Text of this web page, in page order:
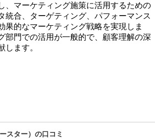
マーケティング施策に活用するための
合、ターゲティング、パフォーマンス
的なマーケティング戦略を実現しま
門での活用が一般的で、顧客理解の深
ます。
ター）の口コミ